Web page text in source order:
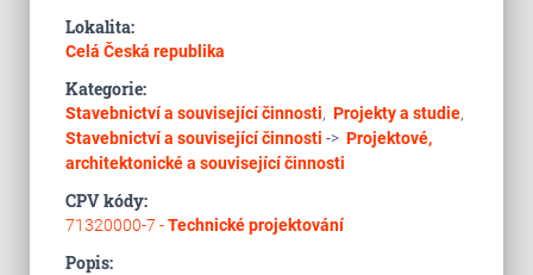
Lokalita:
Celá Česká republika
Kategorie:
Stavebnictví a související činnosti, Projekty a studie,
Stavebnictví a související činnosti -> Projektové,
architektonické a související činnosti
CPV kódy:
71320000-7 -Technické projektování
Popis: